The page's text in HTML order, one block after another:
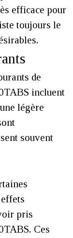
efficace pour
toujours le
de
incluent
légère
souvent
pris
Ces